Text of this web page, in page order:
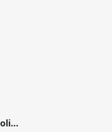
İsimsiz Kaynak Politikası